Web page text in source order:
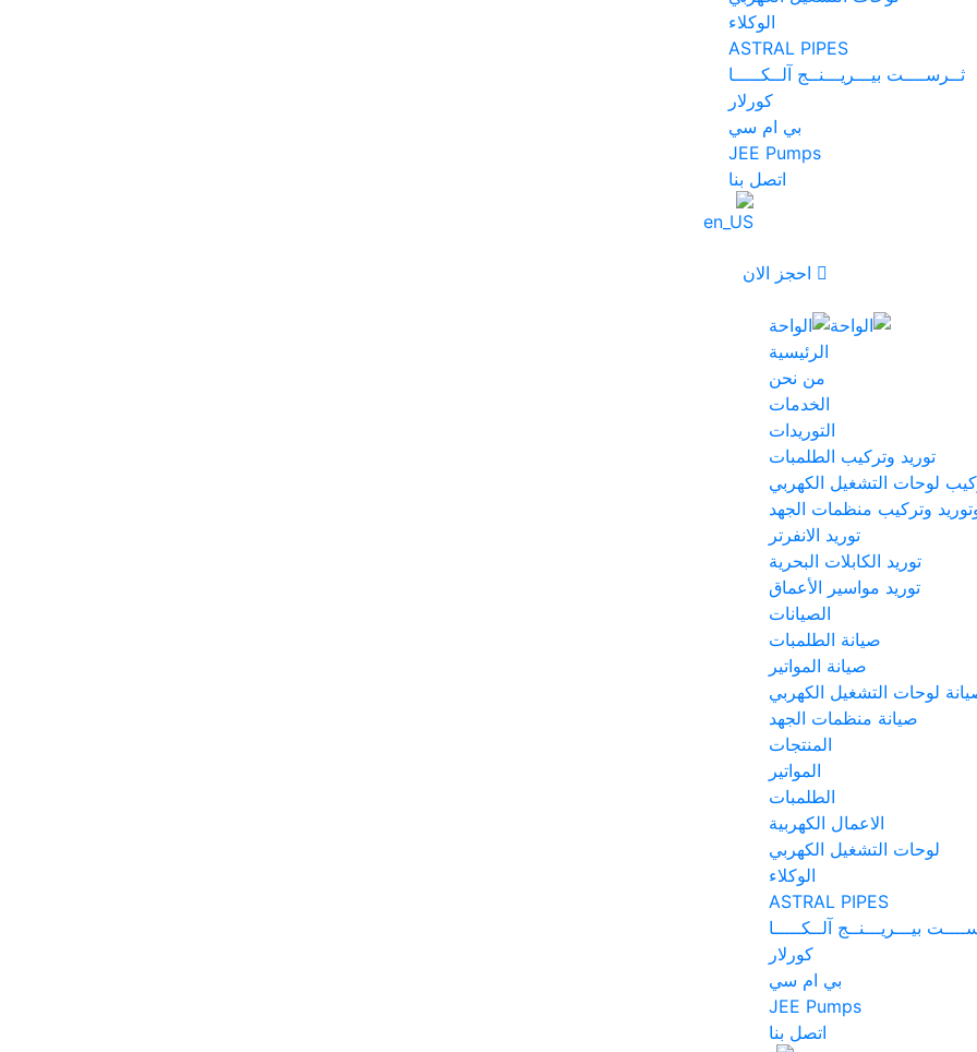
الوكلاء
ASTRAL PIPES
ثــرســــت بيـــريـــنــج آلــكـــــا
كورلار
بي ام سي
JEE Pumps
اتصل بنا
احجز الان
الرئيسية
من نحن
الخدمات
التوريدات
توريد وتركيب الطلمبات
لوحات التشغيل الكهربي
وتركيب منظمات الجهد
توريد الانفرتر
توريد الكابلات البحرية
توريد مواسير الأعماق
الصيانات
صيانة الطلمبات
صيانة المواتير
لوحات التشغيل الكهربي
صيانة منظمات الجهد
المنتجات
المواتير
الطلمبات
الاعمال الكهربية
لوحات التشغيل الكهربي
الوكلاء
ASTRAL PIPES
بيـــريـــنــج آلــكـــــا
كورلار
بي ام سي
JEE Pumps
اتصل بنا